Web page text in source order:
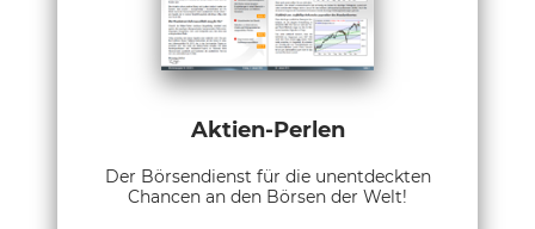
Aktien-Perlen
Der Börsendienst für die unentdeckten
Chancen an den Börsen der Welt!